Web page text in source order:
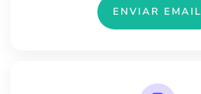
ENVIAR EMAIL